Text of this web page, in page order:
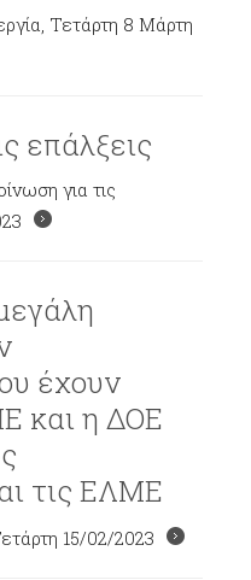
Τετάρτη 8 Μάρτη
επάλξεις
για τις
έχουν
και η ΔΟΕ
τις ΕΛΜΕ
15/02/2023